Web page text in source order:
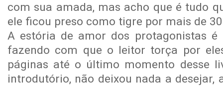
com sua amada, mas acho que é tudo
ele ficou preso como tigre por mais de
A estória de amor dos protagonistas é
fazendo com que o leitor torça por
páginas até o último momento desse
introdutório, não deixou nada a desejar,